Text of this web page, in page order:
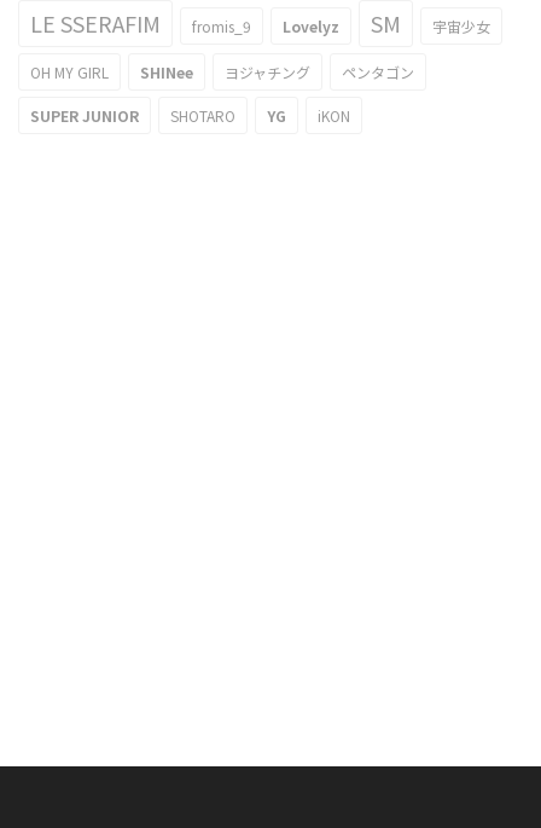
LE SSERAFIM fromis_9 Lovelyz SM 宇宙少女
OH MY GIRL SHINee ヨジャチング ペンタゴン
SUPER JUNIOR SHOTARO YG iKON